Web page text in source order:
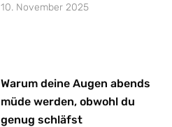
10. November 2025
Warum deine Augen abends
müde werden, obwohl du
genug schläfst